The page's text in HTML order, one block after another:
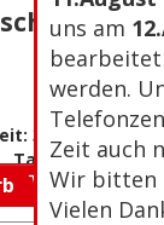
uns am
werden.
Zeit auch
Wir bitten
Vielen
3-4
Tage
Neu